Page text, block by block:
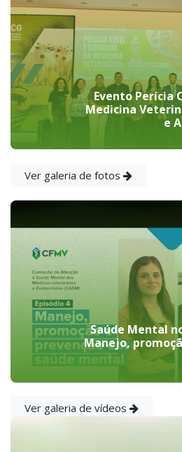
Evento Perícia
Medicina
e
Ver galeria de fotos
Saúde Mental
Manejo,
Ver galeria de vídeos